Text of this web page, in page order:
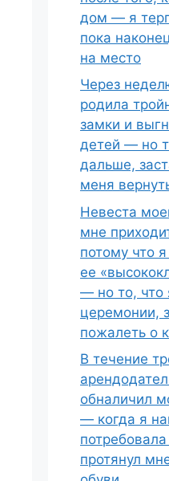
дом — я
пока
на место
Через
родила
замки и
детей — но
дальше,
меня
Невеста
мне
потому что
ее
— но то, что
церемонии,
пожалеть о
В течение
обналичил
— когда я
протянул